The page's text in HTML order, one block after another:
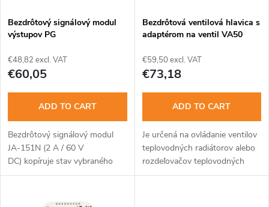
t
s
o
r
t
i
o
f
p
o
d
Bezdrôtový signálový modul
výstupov PG
€48,82 excl. VAT
€60,05
ADD TO CART
Bezdrôtový signálový modul
JA-151N (2 A / 60 V
DC) kopíruje stav vybraného
výstupu PG (PG 1 – PG 32).
na module pomocou DIP
Bezdrôtová ventilová hlavica s
adaptérom na ventil VA50
€59,50 excl. VAT
€73,18
ADD TO CART
Je určená na ovládanie ventilov
teplovodných radiátorov alebo
rozdeľovačov teplovodných
podlahových systémov. Hlavica